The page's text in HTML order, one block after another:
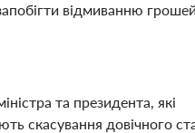
відмиванню
та президента, які
скасування довічного